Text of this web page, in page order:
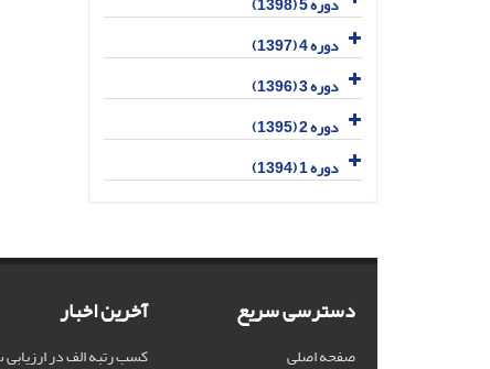
دوره 4 (1397)
دوره 3 (1396)
دوره 2 (1395)
دوره 1 (1394)
دسترسی سریع
صفحه اصلی
آخرین اخبار
کسب رتبه الف در